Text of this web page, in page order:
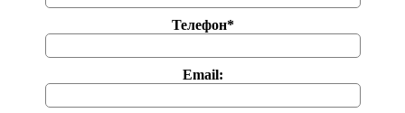
Телефон*
Email: